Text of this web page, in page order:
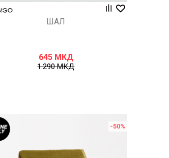
ШАЛ
645 МКД
1.290МКД
-50%